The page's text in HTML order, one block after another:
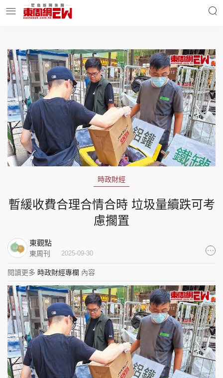
明星名人 時事財經
東周Ladies 優享生活
東周食玩通 會員活動
集團旗下品牌
東周刊 cazbuyer 東Touch
PCM 電腦廣場 星島頭條 星島日報
時政財經
暫緩收費合理合情合時 垃圾量續跌可考
慮擱置
東觀點
東周刊 2025-09-30
閱讀更多 時政財經專欄 內容